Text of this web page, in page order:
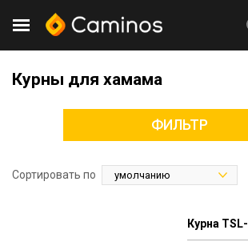
Курны для хамама
ФИЛЬТР
Сортировать по
Курна